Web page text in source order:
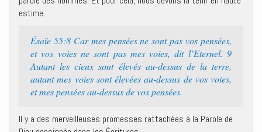
estime.
Ésaïe 55:8 Car mes pensées ne sont pas vos pensées,
et vos voies ne sont pas mes voies, dit l’Eternel. 9
Autant les cieux sont élevés au-dessus de la terre,
autant mes voies sont élevées au-dessus de vos voies,
et mes pensées au-dessus de vos pensées.
Il y a des merveilleuses promesses rattachées à la Parole de